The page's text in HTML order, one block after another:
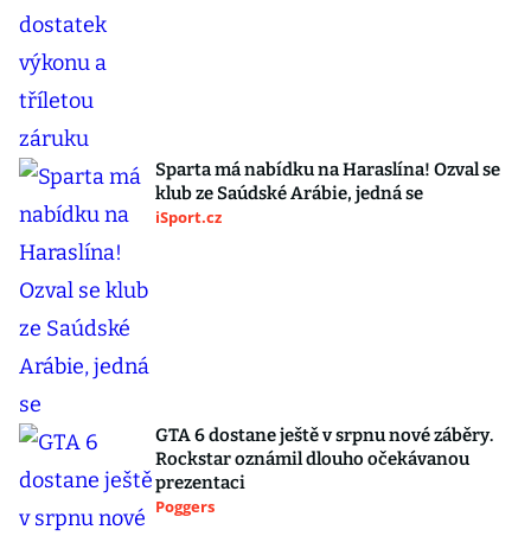
Sparta má nabídku na Haraslína! Ozval se
klub ze Saúdské Arábie, jedná se
iSport.cz
GTA 6 dostane ještě v srpnu nové záběry.
Rockstar oznámil dlouho očekávanou
prezentaci
Poggers